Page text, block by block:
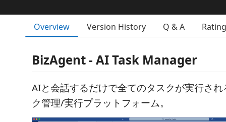
Overview Version History Q & A
BizAgent - AI Task Manager
AIと会話するだけで全てのタスクが実行さ
ク管理/実行プラットフォーム。